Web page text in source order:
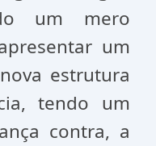
um mero
um
estrutura
tendo um
contra, a